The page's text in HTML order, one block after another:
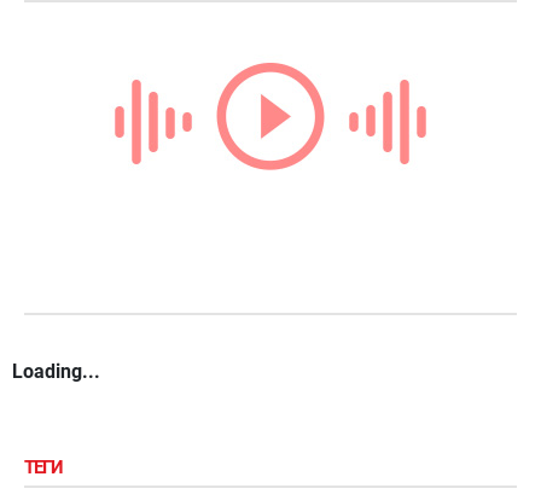
Loading...
ТЕГИ